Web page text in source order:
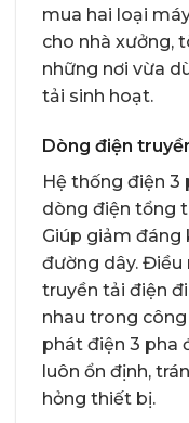
mua hai loại
cho nhà xưởng,
những nơi vừa
tải sinh hoạt.
Dòng điện
Hệ thống điện 3
dòng điện tổng
Giúp giảm
đường dây. Điều
truyền tải điện
nhau trong
phát điện 3 pha
luôn ổn định,
hỏng thiết bị.